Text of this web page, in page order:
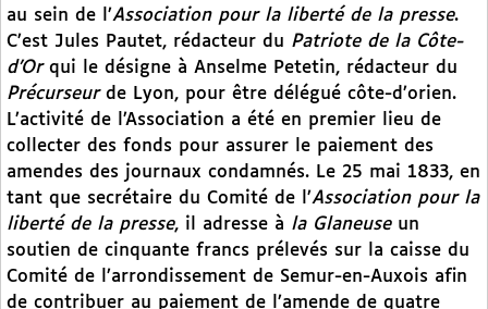
au sein de l’Association pour la liberté de la presse.
C’est Jules Pautet, rédacteur du Patriote de la Côte-
d’Orqui le désigne à Anselme Petetin, rédacteur du
Précurseurde Lyon, pour être délégué côte-d’orien.
L’activité de l’Association a été en premier lieu de
collecter des fonds pour assurer le paiement des
amendes des journaux condamnés. Le 25 mai 1833, en
tant que secrétaire du Comité de l’Association pour la
liberté de la presse, il adresse à la Glaneuseun
soutien de cinquante francs prélevés sur la caisse du
Comité de l’arrondissement de Semur-en-Auxois afin
de contribuer au paiement de l’amende de quatre